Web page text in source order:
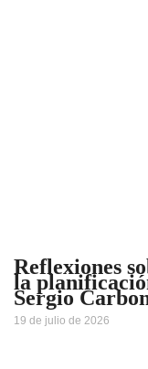
Reflexiones
la
Sergio
19 de julio de 2026